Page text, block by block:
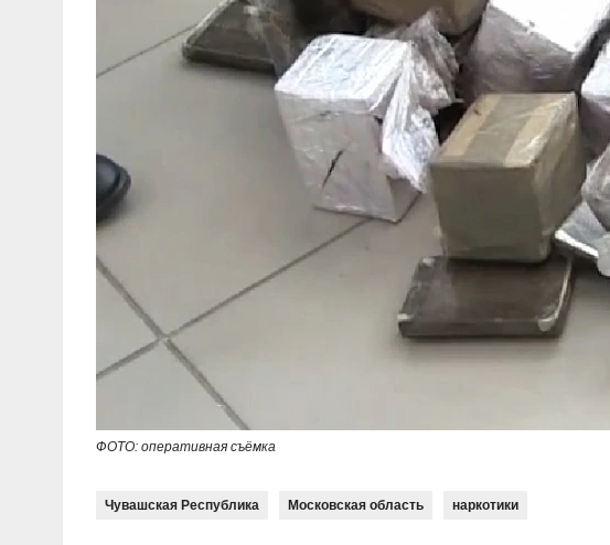
ФОТО: оперативная съёмка
Чувашская Республика Московская область наркотики